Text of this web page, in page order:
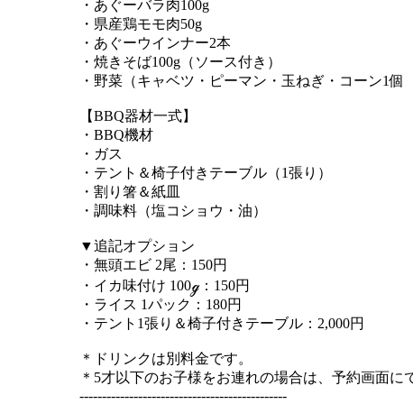
・あぐーバラ肉100g
・県産鶏モモ肉50g
・あぐーウインナー2本
・焼きそば100g（ソース付き）
・野菜（キャベツ・ピーマン・玉ねぎ・コーン1個
【BBQ器材一式】
・BBQ機材
・ガス
・テント＆椅子付きテーブル（1張り）
・割り箸＆紙皿
・調味料（塩コショウ・油）
▼追記オプション
・無頭エビ 2尾：150円
・イカ味付け 100ℊ：150円
・ライス 1パック：180円
・テント1張り＆椅子付きテーブル：2,000円
＊ドリンクは別料金です。
＊5才以下のお子様をお連れの場合は、予約画面に
----------------------------------------------